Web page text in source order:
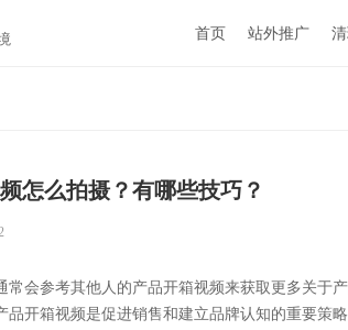
首页 站外推广
怎么拍摄？有哪些技巧？
常会参考其他人的产品开箱视频来获取更多关于
品开箱视频是促进销售和建立品牌认知的重要策